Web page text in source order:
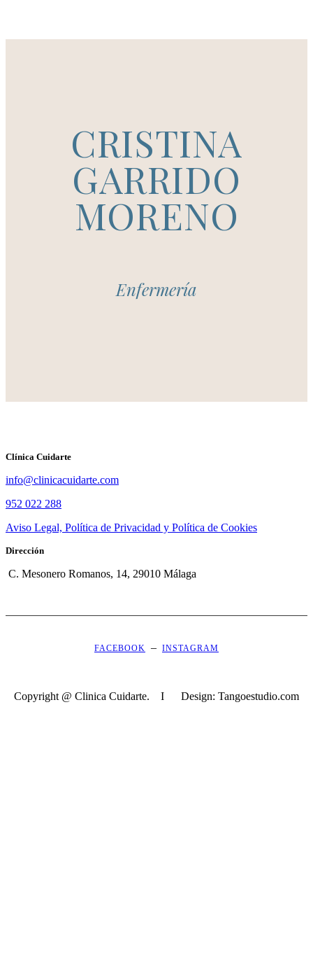
CRISTINA
GARRIDO
MORENO
Enfermería
Clínica Cuidarte
info@clinicacuidarte.com
952 022 288
Aviso Legal, Política de Privacidad y Política de Cookies
Dirección
C. Mesonero Romanos, 14, 29010 Málaga
FACEBOOK – INSTAGRAM
Copyright @ Clinica Cuidarte. I Design: Tangoestudio.com